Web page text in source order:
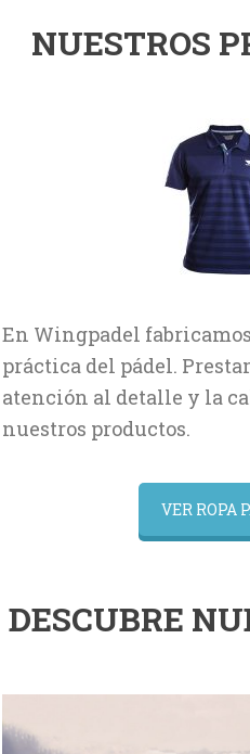
NUESTROS
En Wingpadel
práctica del pádel.
atención al detalle y la
nuestros productos.
VER ROPA
DESCUBRE